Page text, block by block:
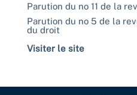
Parution du no 11 de la
Parution du no 5 de la
du droit
Visiter le site